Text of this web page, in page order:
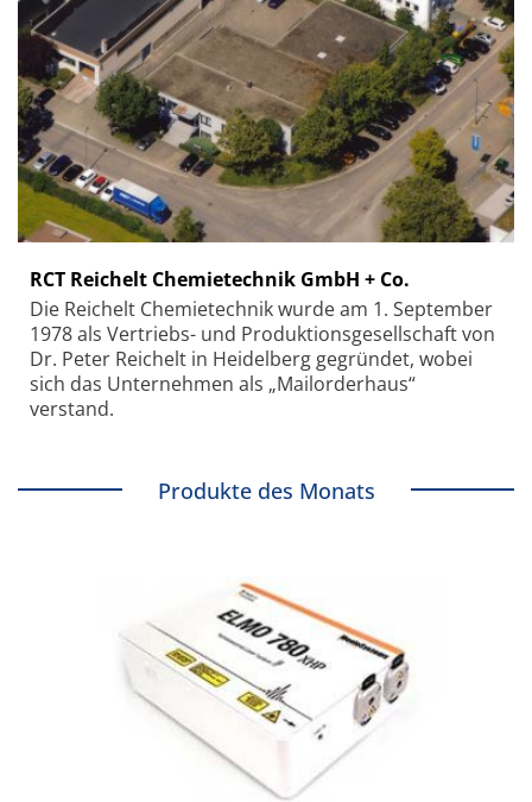
RCT Reichelt Chemietechnik GmbH + Co.
Die Reichelt Chemietechnik wurde am 1. September
1978 als Vertriebs- und Produktionsgesellschaft von
Dr. Peter Reichelt in Heidelberg gegründet, wobei
sich das Unternehmen als „Mailorderhaus“
verstand.
Produkte des Monats